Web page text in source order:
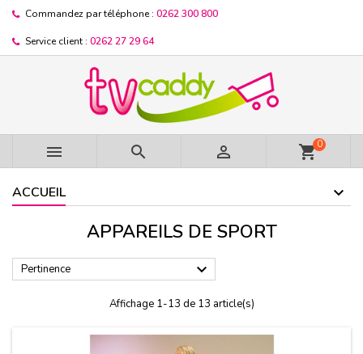
Commandez par téléphone : 0262 300 800
Service client : 0262 27 29 64
   shopping_cart0
ACCUEIL
APPAREILS DE SPORT
Pertinence 
Affichage 1-13 de 13 article(s)